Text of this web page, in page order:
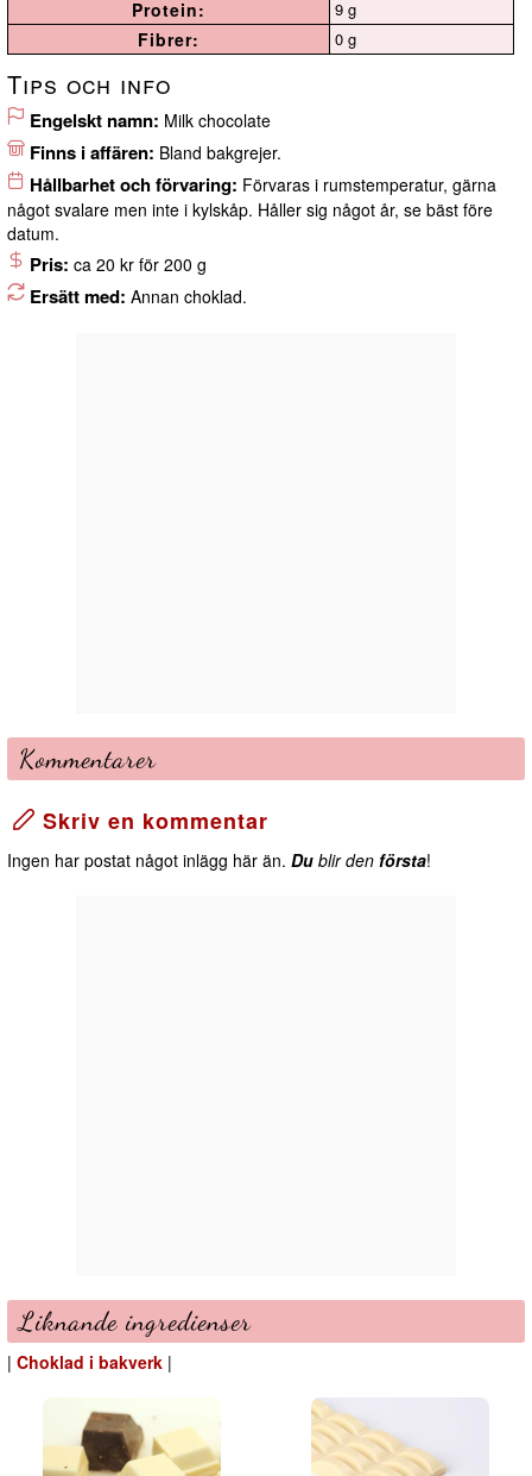
Protein: 9 g
Fibrer: 0 g
Tips och info
Engelskt namn: Milk chocolate
Finns i affären: Bland bakgrejer.
Hållbarhet och förvaring: Förvaras i rumstemperatur, gärna
något svalare men inte i kylskåp. Håller sig något år, se bäst före
datum.
Pris: ca 20 kr för 200 g
Ersätt med: Annan choklad.
Kommentarer
Skriv en kommentar
Ingen har postat något inlägg här än. Du blir den första!
Liknande ingredienser
| Choklad i bakverk |